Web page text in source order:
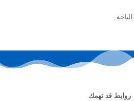
الباحة
روابط قد تهمك